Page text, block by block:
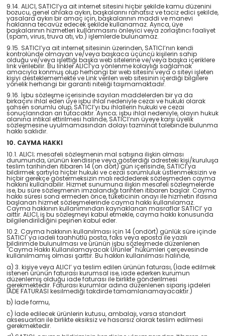
9.14. ALICI, SATICI’ya ait internet sitesini hiçbir şekilde kamu düzenini
bozucu, genel ahlaka aykırı, başkalarını rahatsız ve taciz edici şekilde,
yasalara aykırı bir amaç için, başkalarının maddi ve manevi
haklarına tecavüz edecek şekilde kullanamaz. Ayrıca, üye
başkalarının hizmetleri kullanmasını önleyici veya zorlaştırıcı faaliyet
(spam, virus, truva atı, vb.) işlemlerde bulunamaz.
9.15. SATICI’ya ait internet sitesinin üzerinden, SATICI’nın kendi
kontrolünde olmayan ve/veya başkaca üçüncü kişilerin sahip
olduğu ve/veya işlettiği başka web sitelerine ve/veya başka içeriklere
link verilebilir. Bu linkler ALICI’ya yönlenme kolaylığı sağlamak
amacıyla konmuş olup herhangi bir web sitesini veya o siteyi işleten
kişiyi desteklememekte ve Link verilen web sitesinin içerdiği bilgilere
yönelik herhangi bir garanti niteliği taşımamaktadır.
9.16. İşbu sözleşme içerisinde sayılan maddelerden bir ya da
birkaçını ihlal eden üye işbu ihlal nedeniyle cezai ve hukuki olarak
şahsen sorumlu olup, SATICI’yı bu ihlallerin hukuki ve cezai
sonuçlarından ari tutacaktır. Ayrıca; işbu ihlal nedeniyle, olayın hukuk
alanına intikal ettirilmesi halinde, SATICI’nın üyeye karşı üyelik
sözleşmesine uyulmamasından dolayı tazminat talebinde bulunma
hakkı saklıdır.
10. CAYMA HAKKI
10.1. ALICI; mesafeli sözleşmenin mal satışına ilişkin olması
durumunda, ürünün kendisine veya gösterdiği adresteki kişi/kuruluşa
teslim tarihinden itibaren 14 (on dört) gün içerisinde, SATICI’ya
bildirmek şartıyla hiçbir hukuki ve cezai sorumluluk üstlenmeksizin ve
hiçbir gerekçe göstermeksizin malı reddederek sözleşmeden cayma
hakkını kullanabilir. Hizmet sunumuna ilişkin mesafeli sözleşmelerde
ise, bu süre sözleşmenin imzalandığı tarihten itibaren başlar. Cayma
hakkı süresi sona ermeden önce, tüketicinin onayı ile hizmetin ifasına
başlanan hizmet sözleşmelerinde cayma hakkı kullanılamaz.
Cayma hakkının kullanımından kaynaklanan masraflar SATICI’ ya
aittir. ALICI, iş bu sözleşmeyi kabul etmekle, cayma hakkı konusunda
bilgilendirildiğini peşinen kabul eder.
10.2. Cayma hakkının kullanılması için 14 (ondört) günlük süre içinde
SATICI' ya iadeli taahhütlü posta, faks veya eposta ile yazılı
bildirimde bulunulması ve ürünün işbu sözleşmede düzenlenen
"Cayma Hakkı Kullanılamayacak Ürünler" hükümleri çerçevesinde
kullanılmamış olması şarttır. Bu hakkın kullanılması halinde,
a) 3. kişiye veya ALICI’ ya teslim edilen ürünün faturası, (İade edilmek
istenen ürünün faturası kurumsal ise, iade ederken kurumun
düzenlemiş olduğu iade faturası ile birlikte gönderilmesi
gerekmektedir. Faturası kurumlar adına düzenlenen sipariş iadeleri
İADE FATURASI kesilmediği takdirde tamamlanamayacaktır.)
b) İade formu,
c) İade edilecek ürünlerin kutusu, ambalajı, varsa standart
aksesuarları ile birlikte eksiksiz ve hasarsız olarak teslim edilmesi
gerekmektedir.